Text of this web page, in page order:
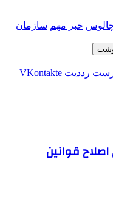
خبر مهم سازمان
‫رددیت ‫VKontakte
قوانین